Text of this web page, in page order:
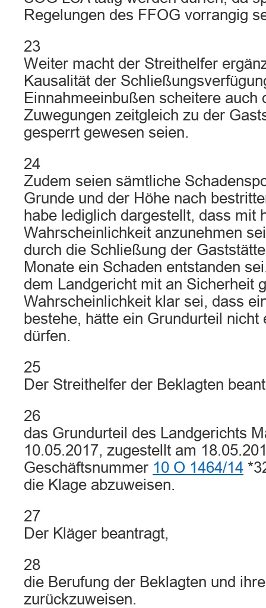
Regelungen des FFOG vorrangig
23
Weiter macht der Streithelfer
Kausalität der
Einnahmeeinbußen scheitere auch
Zuwegungen zeitgleich zu der
gesperrt gewesen seien.
24
Zudem seien sämtliche
Grunde und der Höhe nach
habe lediglich dargestellt, dass mit
Wahrscheinlichkeit anzunehmen
durch die Schließung der
Monate ein Schaden entstanden
dem Landgericht mit an Sicherheit
Wahrscheinlichkeit klar sei, dass
bestehe, hätte ein Grundurteil nicht
dürfen.
25
Der Streithelfer der Beklagten
26
das Grundurteil des Landgerichts
10.05.2017, zugestellt am
Geschäftsnummer 10 O 1464/14
die Klage abzuweisen.
27
Der Kläger beantragt,
28
die Berufung der Beklagten und
zurückzuweisen.